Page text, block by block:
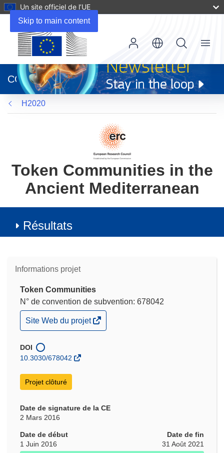
Skip to main content
Un site officiel de l’UE
dans
une
nouvelle
fenêtre)
CORDIS
Menu
H2020
Token Communities in the
Ancient Mediterranean
Résultats
Informations projet
Token Communities
N° de convention de subvention: 678042
(s’ouvre
dans
nouvelle
fenêtre)
Site Web du projet
DOI
10.3030/678042
Projet clôturé
Date de signature de la CE
2 Mars 2016
Date de début
1 Juin 2016
Date de fin
31 Août 2021